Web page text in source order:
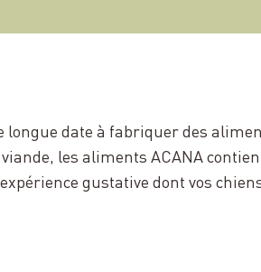
longue date à fabriquer des
les aliments ACANA
gustative dont vos